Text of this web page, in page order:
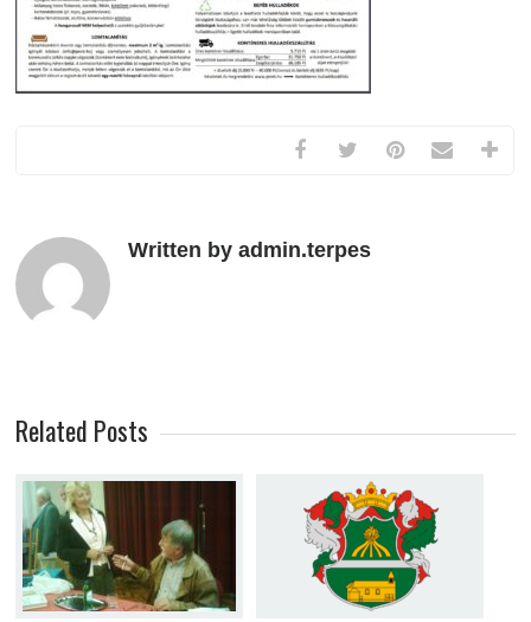
Written by admin.terpes
Related Posts